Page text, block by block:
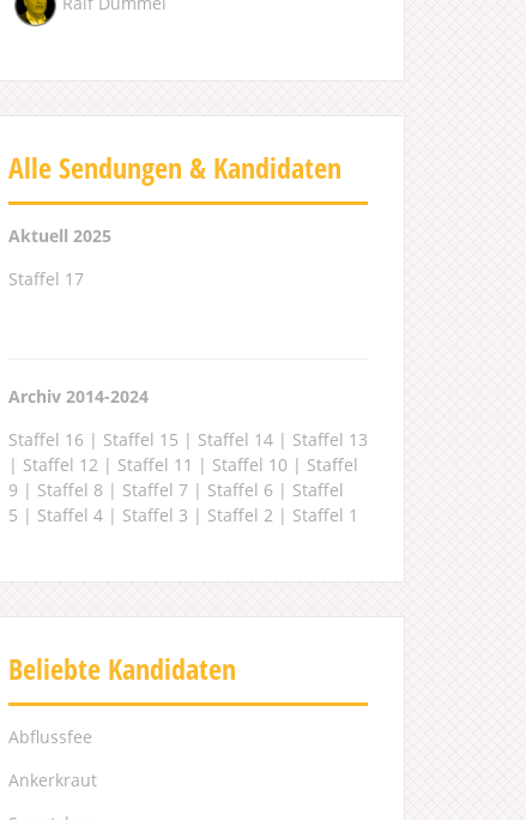
Alle Sendungen & Kandidaten
Aktuell 2025
Staffel 17
Archiv 2014-2024
Staffel 16 | Staffel 15 | Staffel 14 | Staffel 13
| Staffel 12 | Staffel 11 | Staffel 10 | Staffel
9 | Staffel 8 | Staffel 7 | Staffel 6 | Staffel
5 | Staffel 4 | Staffel 3 | Staffel 2 | Staffel 1
Beliebte Kandidaten
Abflussfee
Ankerkraut